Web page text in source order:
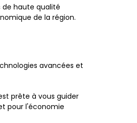
haute qualité
de la région.
avancées et
prête à vous guider
pour l'économie